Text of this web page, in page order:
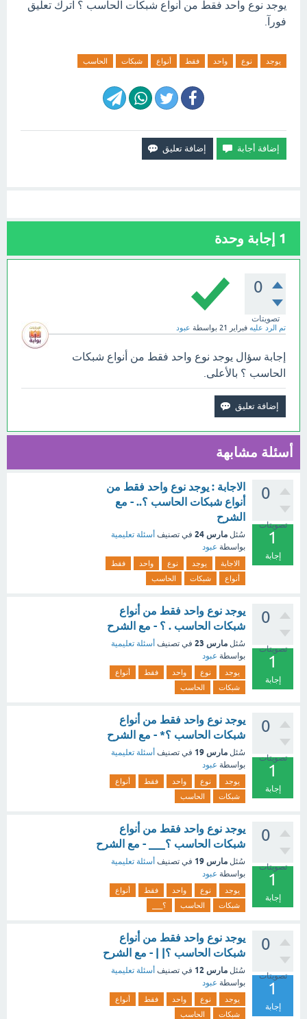
يوجد نوع واحد فقط من أنواع شبكات الحاسب ؟ اترك تعليق
فورآ.
يوجد نوع واحد فقط أنواع شبكات الحاسب
1 إجابة وحدة
0
تصويتات
تم الرد عليه فبراير 21 بواسطة عبود
إجابة سؤال يوجد نوع واحد فقط من أنواع شبكات
الحاسب ؟ بالأعلى.
أسئلة مشابهة
0
تصويتات
1
إجابة
الاجابة : يوجد نوع واحد فقط من
أنواع شبكات الحاسب ؟.. - مع
الشرح
سُئل مارس 24 في تصنيف أسئلة تعليمية
بواسطة عبود
الاجابة يوجد نوع واحد
فقط
أنواع
شبكات الحاسب
0
تصويتات
1
إجابة
يوجد نوع واحد فقط من أنواع
شبكات الحاسب . ؟ - مع الشرح
سُئل مارس 23 في تصنيف أسئلة تعليمية
بواسطة عبود
يوجد نوع واحد فقط
أنواع
شبكات
الحاسب
0
تصويتات
1
إجابة
يوجد نوع واحد فقط من أنواع
شبكات الحاسب ؟* - مع الشرح
سُئل مارس 19 في تصنيف أسئلة تعليمية
بواسطة عبود
يوجد نوع واحد فقط
أنواع
شبكات
الحاسب
0
تصويتات
1
إجابة
يوجد نوع واحد فقط من أنواع
شبكات الحاسب ؟___ - مع الشرح
سُئل مارس 19 في تصنيف أسئلة تعليمية
بواسطة عبود
يوجد نوع واحد فقط
أنواع
شبكات
الحاسب ؟___
0
تصويتات
1
إجابة
يوجد نوع واحد فقط من أنواع
شبكات الحاسب ؟| | - مع الشرح
سُئل مارس 12 في تصنيف أسئلة تعليمية
بواسطة عبود
يوجد نوع واحد فقط
أنواع
شبكات
الحاسب